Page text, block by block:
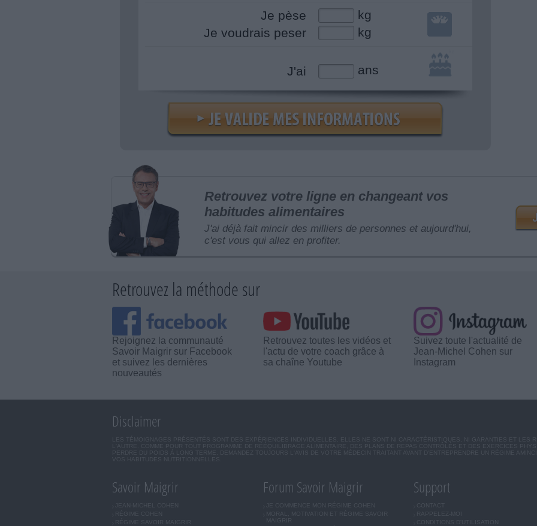
Je pèse
kg
Je voudrais peser
kg
J'ai ans
Retrouvez votre ligne en changeant vos
habitudes alimentaires
J'ai déjà fait mincir des milliers de personnes et aujourd'hui,
c'est vous qui allez en profiter.
Retrouvez la méthode sur
Rejoignez la communauté
Savoir Maigrir sur Facebook
et suivez les dernières
nouveautés
Retrouvez toutes les vidéos et
l'actu de votre coach grâce à
sa chaîne Youtube
Suivez toute l'actualité de
Jean-Michel Cohen sur
Instagram
Disclaimer
LES TÉMOIGNAGES PRÉSENTÉS SONT DES EXPÉRIENCES INDIVIDUELLES. ELLES NE SONT NI CARACTÉRISTIQUES, NI GARANTIES ET LES
L'AUTRE. COMME POUR TOUT PROGRAMME DE RÉÉQUILIBRAGE ALIMENTAIRE, DES PLANS DE REPAS CONTRÔLÉS ET DES EXERCICES
PERDRE DU POIDS À LONG TERME. DEMANDEZ TOUJOURS L'AVIS DE VOTRE MÉDECIN TRAITANT AVANT D'ENTREPRENDRE UN RÉGIME
VOS HABITUDES NUTRITIONNELLES.
Savoir Maigrir
JEAN-MICHEL COHEN
RÉGIME COHEN
RÉGIME SAVOIR MAIGRIR
Forum Savoir Maigrir
JE COMMENCE MON RÉGIME COHEN
MORAL, MOTIVATION ET RÉGIME SAVOIR
MAIGRIR
Support
CONTACT
RAPPELEZ-MOI
CONDITIONS D'UTILISATION